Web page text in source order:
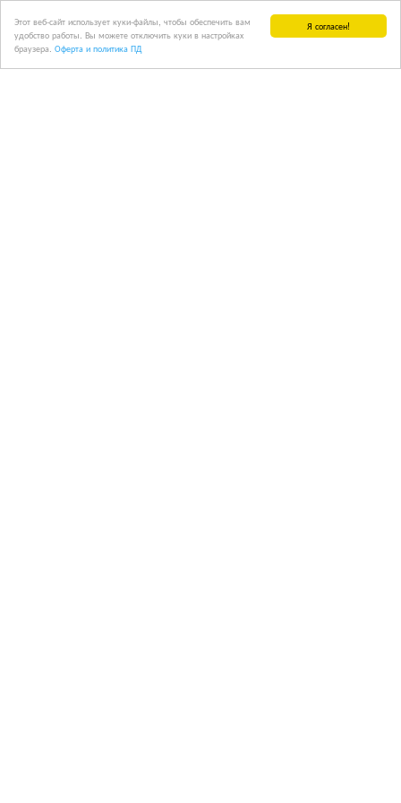
Я согласен!
Этот веб-сайт использует куки-файлы, чтобы обеспечить вам
удобство работы. Вы можете отключить куки в настройках
браузера. Оферта и политика ПД